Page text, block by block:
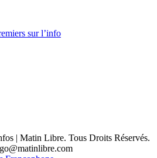
sur l’info
| Matin Libre. Tous Droits Réservés.